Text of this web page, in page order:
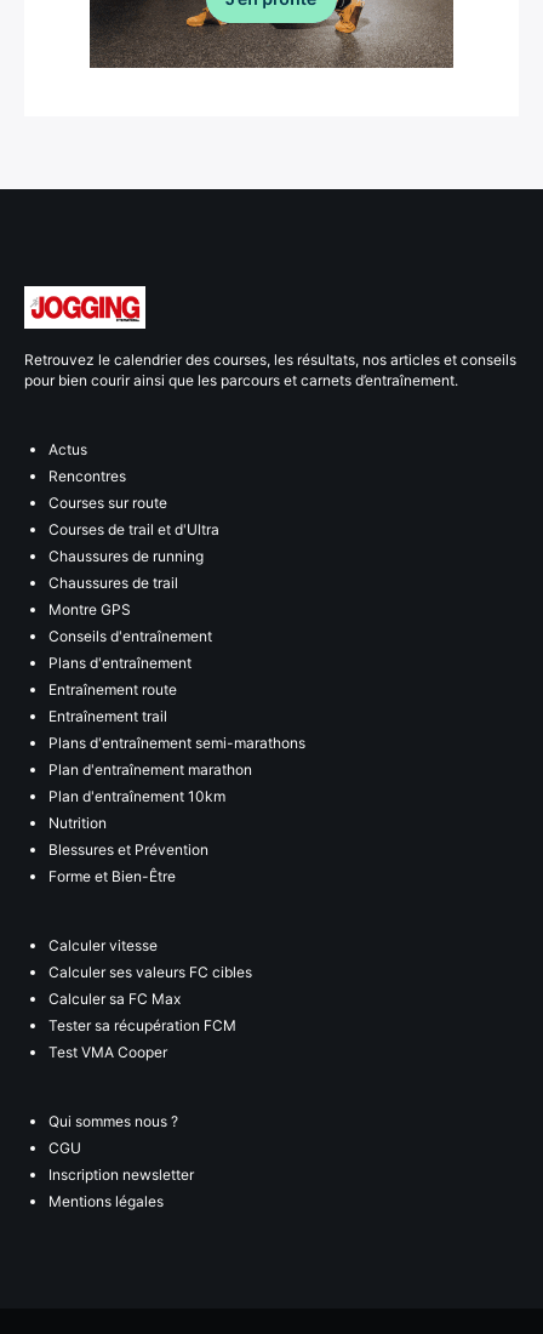
Retrouvez le calendrier des courses, les résultats, nos articles et conseils
pour bien courir ainsi que les parcours et carnets d’entraînement.
Actus
Rencontres
Courses sur route
Courses de trail et d'Ultra
Chaussures de running
Chaussures de trail
Montre GPS
Conseils d'entraînement
Plans d'entraînement
Entraînement route
Entraînement trail
Plans d'entraînement semi-marathons
Plan d'entraînement marathon
Plan d'entraînement 10km
Nutrition
Blessures et Prévention
Forme et Bien-Être
Calculer vitesse
Calculer ses valeurs FC cibles
Calculer sa FC Max
Tester sa récupération FCM
Test VMA Cooper
Qui sommes nous ?
CGU
Inscription newsletter
Mentions légales